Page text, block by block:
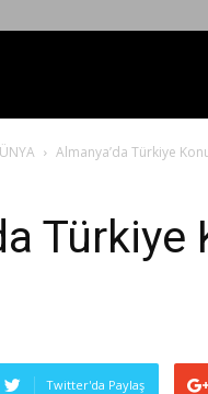
Almanya’da Türkiye
Türkiye
Twitter'da Paylaş